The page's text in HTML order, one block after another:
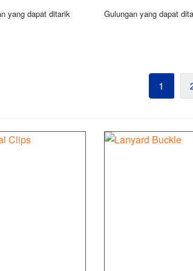
yang dapat ditarik Gulungan yang dapat
1